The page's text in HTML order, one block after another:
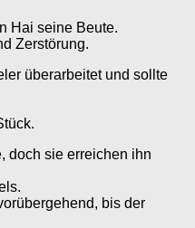
Hai seine Beute.
Zerstörung.
überarbeitet und sollte
doch sie erreichen ihn
bis der